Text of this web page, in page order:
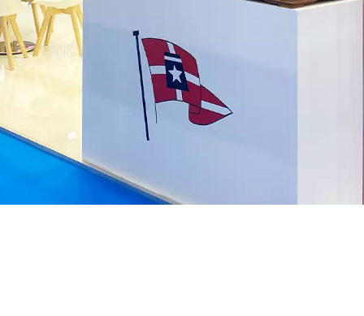
Vedi la nostra Brochure
GUARDA ORA